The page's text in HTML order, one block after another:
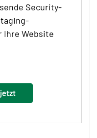
Security-
Ihre Website